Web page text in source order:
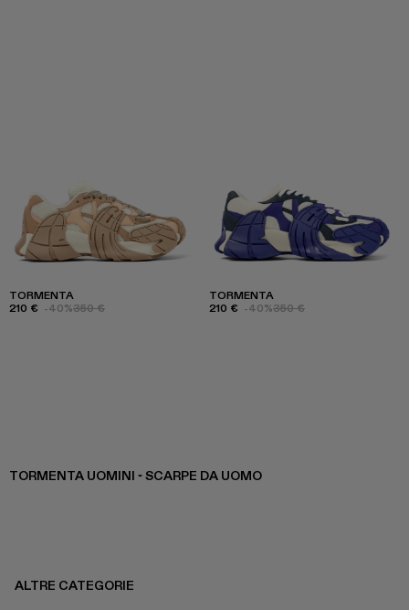
TORMENTA
210 € -40%350 €
TORMENTA
210 € -40%350 €
TORMENTA UOMINI - SCARPE DA UOMO
ALTRE CATEGORIE